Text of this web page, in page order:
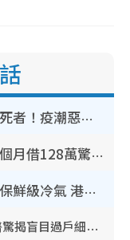
奪命寄生蟲｜食生菜狂瀉首現死者！疫潮惡化錄1.8萬宗病例 揭洗菜3大謬誤
銀行高層戀上水療女技師！兩個月借128萬驚覺「沉船」沉落火海 揭背後疑似邪教操控賣淫
內地客歎港人唔識老！揭港鐵保鮮級冷氣 港人求放過：咪投訴
牙線棒亂用隨時越清越污糟！牙醫驚揭盲目過戶細菌恐致蛀牙：呢種先係日常真保養